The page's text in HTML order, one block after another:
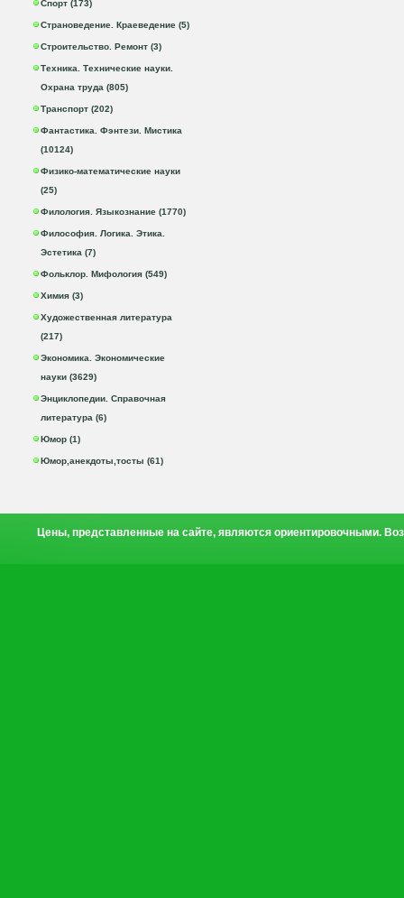
Спорт (173)
Страноведение. Краеведение (5)
Строительство. Ремонт (3)
Техника. Технические науки.
Охрана труда (805)
Транспорт (202)
Фантастика. Фэнтези. Мистика
(10124)
Физико-математические науки
(25)
Филология. Языкознание (1770)
Философия. Логика. Этика.
Эстетика (7)
Фольклор. Мифология (549)
Химия (3)
Художественная литература
(217)
Экономика. Экономические
науки (3629)
Энциклопедии. Справочная
литература (6)
Юмор (1)
Юмор,анекдоты,тосты (61)
Цены, представленные на сайте, являются ориентировочными.